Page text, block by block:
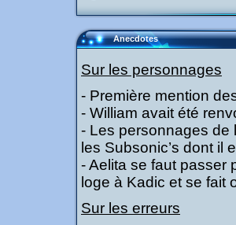
Anecdotes
Sur les personnages
- Première mention
- William avait été
- Les personnages de
les Subsonic’s dont il
- Aelita se faut passer
loge à Kadic et se fait
Sur les erreurs